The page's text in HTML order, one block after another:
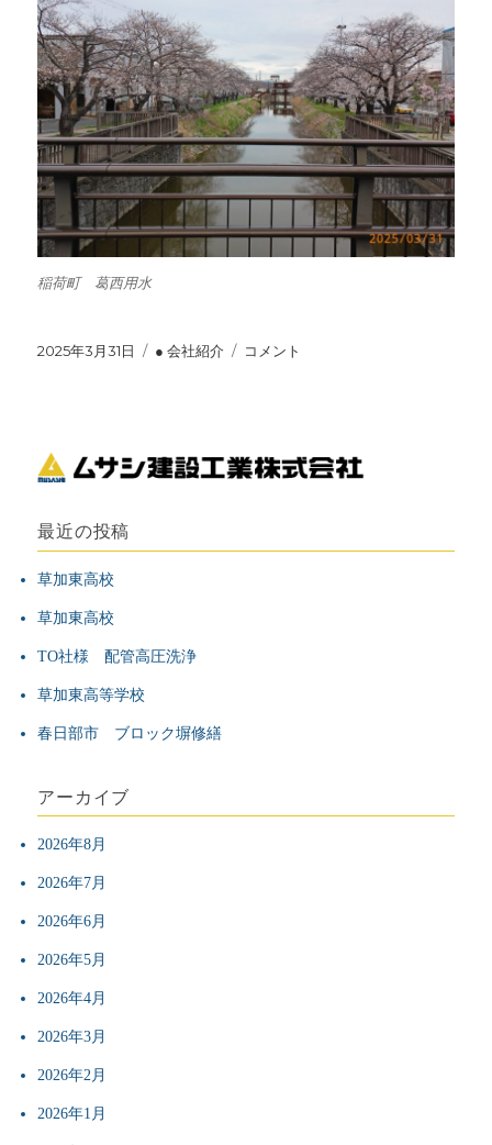
稲荷町 葛西用水
投
2025年3月31日
カ
● 会社紹介
は
に
コメント
最近の投稿
草加東高校
草加東高校
TO社様 配管高圧洗浄
草加東高等学校
春日部市 ブロック塀修繕
アーカイブ
2026年8月
2026年7月
2026年6月
2026年5月
2026年4月
2026年3月
2026年2月
2026年1月